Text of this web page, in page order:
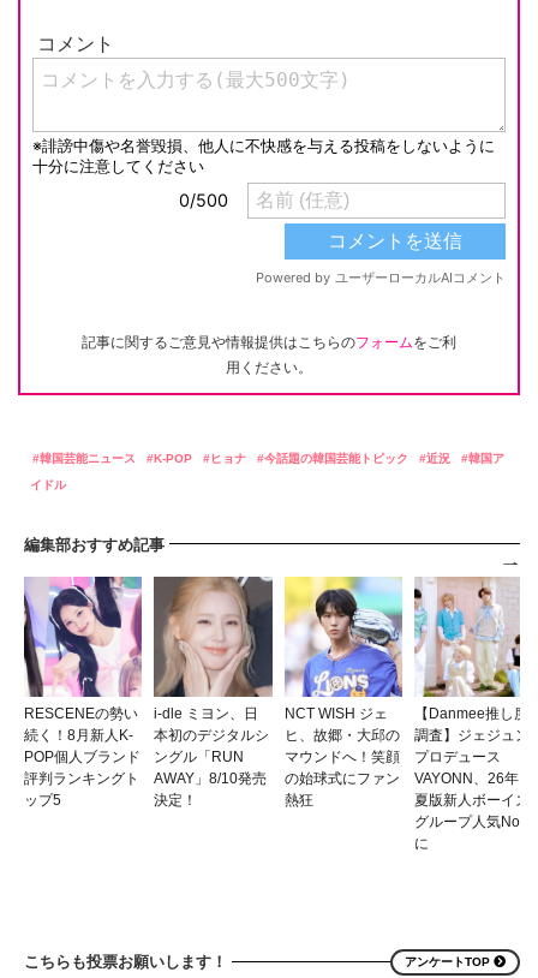
記事に関するご意見や情報提供はこちらのフォームをご利
用ください。
韓国芸能ニュース K-POP ヒョナ 今話題の韓国芸能トピック 近況
韓国ア
イドル
編集部おすすめ記事
RESCENEの勢い
続く！8月新人K-
POP個人ブランド
評判ランキングト
ップ5
i-dle ミヨン、日
本初のデジタルシ
ングル「RUN
AWAY」8/10発売
決定！
NCT WISH ジェ
ヒ、故郷・大邱の
マウンドへ！笑顔
の始球式にファン
熱狂
【Danmee推し度
調査】ジェジュン
プロデュース
VAYONN、26年
夏版新人ボーイズ
グループ人気No.1
に
こちらも投票お願いします！ アンケートTOP